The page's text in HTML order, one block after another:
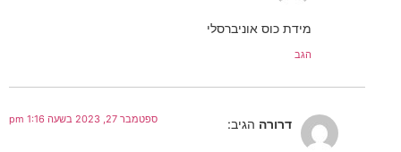
מידת כוס אוניברסלי
הגב
דרורה הגיב: ספטמבר 27, 2023 בשעה 1:16 pm